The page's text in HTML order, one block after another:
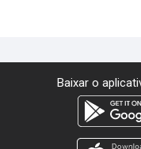
Baixar o